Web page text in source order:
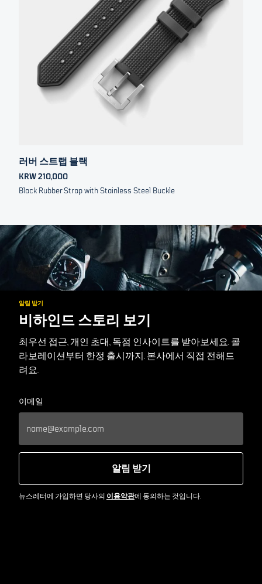
러버 스트랩 블랙
KRW 210,000
Black Rubber Strap with Stainless Steel Buckle
알림 받기
비하인드 스토리 보기
최우선 접근, 개인 초대, 독점 인사이트를 받아보세요. 콜
라보레이션부터 한정 출시까지. 본사에서 직접 전해드
려요.
이메일
알림 받기
뉴스레터에 가입하면 당사의 이용약관에 동의하는 것입니다.